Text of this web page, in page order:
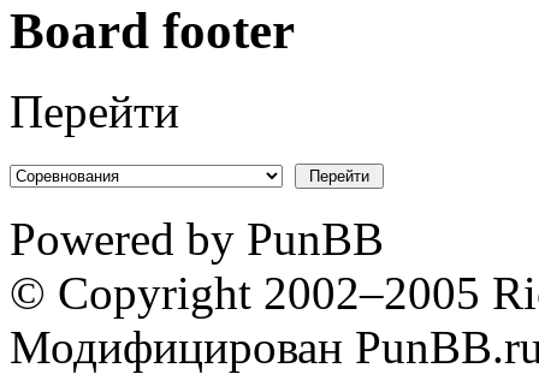
Board footer
Перейти
Powered by PunBB
© Copyright 2002–2005
Модифицирован